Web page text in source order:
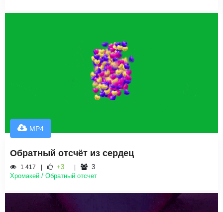
MP4
Обратный отсчёт из сердец
1 417 +3
3
Хромакей / Обратный отсчет